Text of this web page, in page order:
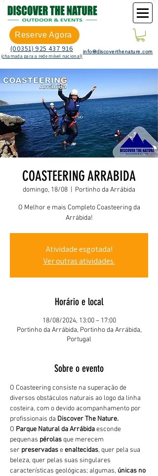
Reserve Agora
(00351) 925 437 916
(chamada para a rede móvel nacional)
info@discoverthenature.com
COASTEERING ARRABIDA
domingo, 18/08 Portinho da Arrábida
O Melhor e mais Completo Coasteering da
Arrábida!
Atividade esgotada!
Ver outras atividades.
Horário e local
18/08/2024, 13:00 – 17:00
Portinho da Arrábida, Portinho da Arrábida,
Portugal
Sobre o evento
O Coasteering consiste na superação de
diversos obstáculos naturais ao logo da linha
costeira, com o devido acompanhamento por
profissionais da Discover The Nature.
O Parque Natural da Arrábida esconde
pequenas pérolas que merecem
ser preservadas e enaltecidas, quer pela sua
beleza, quer pelas suas singulares
características geológicas; algumas, únicas no